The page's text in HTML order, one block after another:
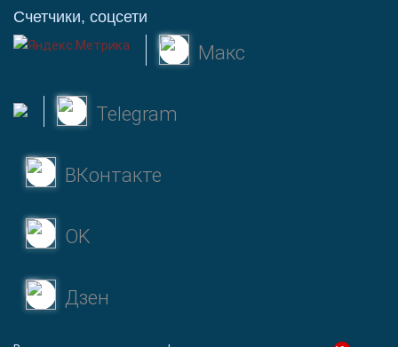
Счетчики, соцсети
Макс
Telegram
ВКонтакте
OK
Дзен